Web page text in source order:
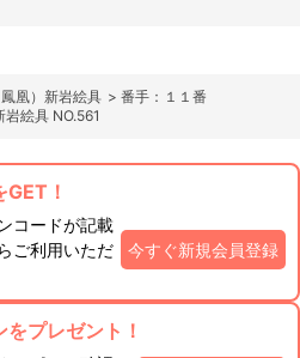
凰）新岩絵具 > 番手：１１番
絵具 NO.561
！
コードが記載
ご利用いただ
今すぐ新規会員登録
プレゼント！